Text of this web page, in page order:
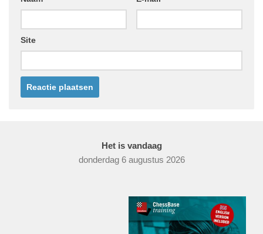
Site
Het is vandaag
donderdag 6 augustus 2026